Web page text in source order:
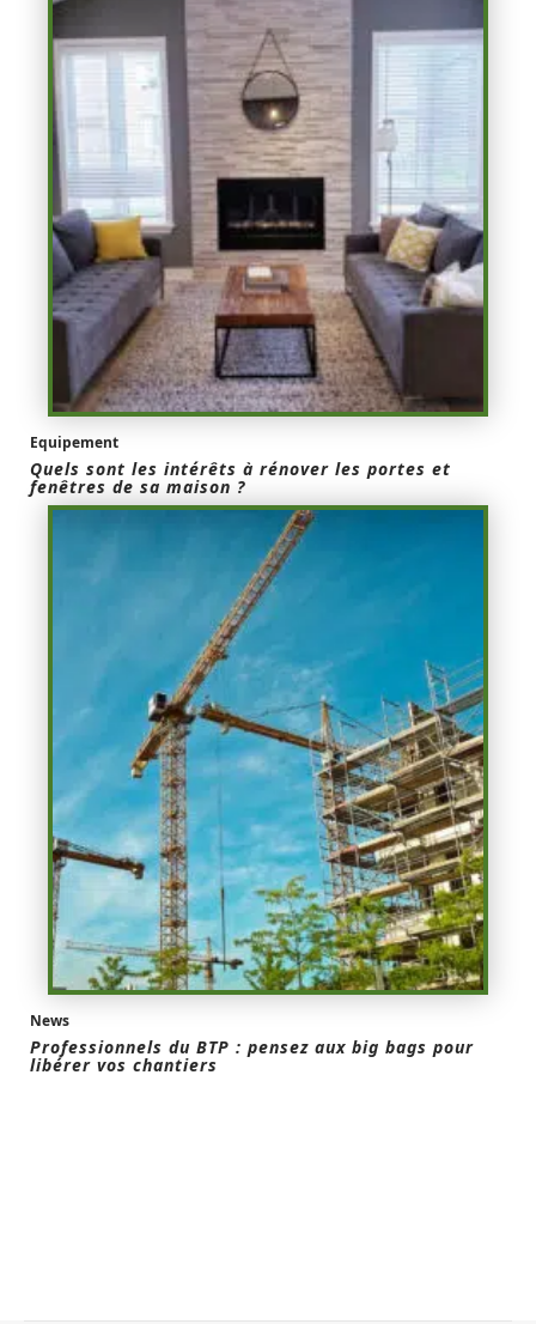
Equipement
Quels sont les intérêts à rénover les portes et
fenêtres de sa maison ?
News
Professionnels du BTP : pensez aux big bags pour
libérer vos chantiers